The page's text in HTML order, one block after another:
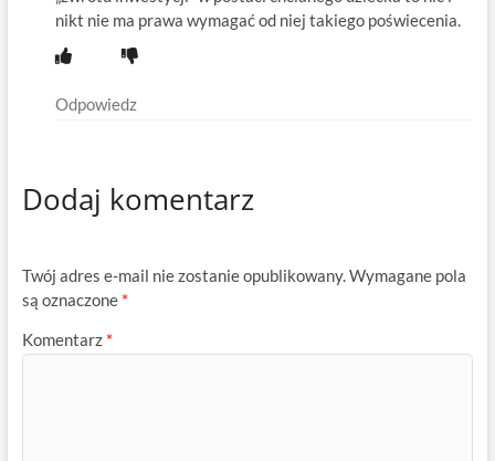
nikt nie ma prawa wymagać od niej takiego poświecenia.
Odpowiedz
Dodaj komentarz
Twój adres e-mail nie zostanie opublikowany.Wymagane pola
są oznaczone *
Komentarz *